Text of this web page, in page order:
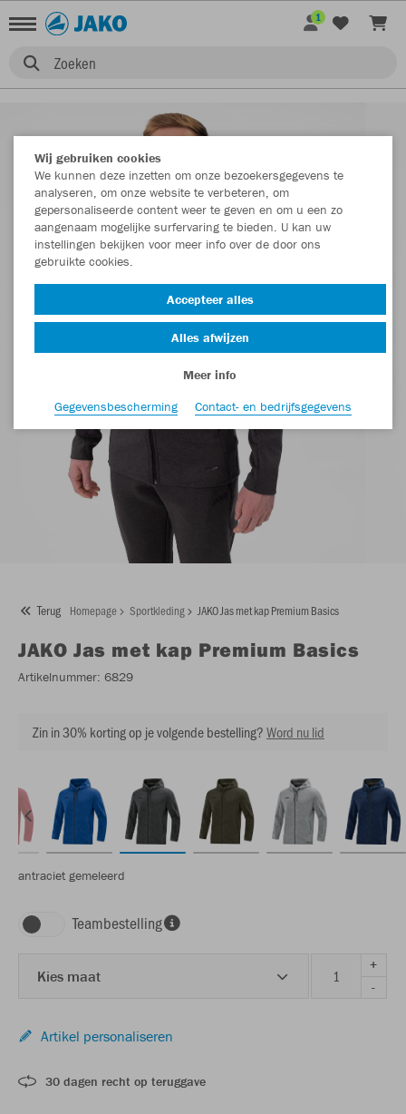
Zoeken
1
Terug Homepage Sportkleding JAKO Jas met kap Premium Basics
JAKO Jas met kap Premium Basics
Artikelnummer: 6829
Zin in 30% korting op je volgende bestelling?Word nu lid
antraciet gemeleerd
Teambestelling
Kies maat
+
-
Artikel personaliseren
30 dagen recht op teruggave
Wij gebruiken cookies
We kunnen deze inzetten om onze bezoekersgegevens te
analyseren, om onze website te verbeteren, om
gepersonaliseerde content weer te geven en om u een zo
aangenaam mogelijke surfervaring te bieden. U kan uw
instellingen bekijken voor meer info over de door ons
gebruikte cookies.
Accepteer alles
Alles afwijzen
Meer info
Gegevensbescherming
Contact- en bedrijfsgegevens